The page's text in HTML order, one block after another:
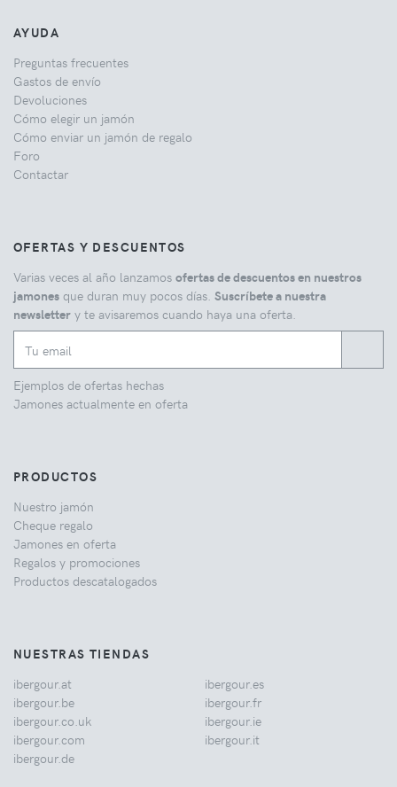
AYUDA
Preguntas frecuentes
Gastos de envío
Devoluciones
Cómo elegir un jamón
Cómo enviar un jamón de regalo
Foro
Contactar
OFERTAS Y DESCUENTOS
Varias veces al año lanzamos ofertas de descuentos en nuestros
jamones que duran muy pocos días. Suscríbete a nuestra
newsletter y te avisaremos cuando haya una oferta.
Ejemplos de ofertas hechas
Jamones actualmente en oferta
PRODUCTOS
Nuestro jamón
Cheque regalo
Jamones en oferta
Regalos y promociones
Productos descatalogados
NUESTRAS TIENDAS
ibergour.at
ibergour.be
ibergour.co.uk
ibergour.com
ibergour.de
ibergour.es
ibergour.fr
ibergour.ie
ibergour.it